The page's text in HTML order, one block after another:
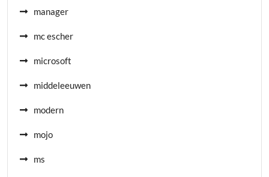
manager
mc escher
microsoft
middeleeuwen
modern
mojo
ms